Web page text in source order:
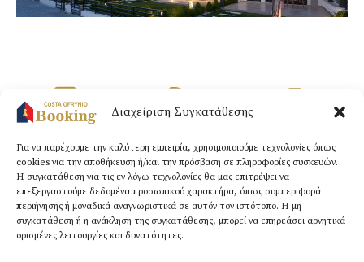
Διαχείριση Συγκατάθεσης
Για να παρέχουμε την καλύτερη εμπειρία, χρησιμοποιούμε τεχνολογίες όπως
cookies για την αποθήκευση ή/και την πρόσβαση σε πληροφορίες συσκευών.
Η συγκατάθεση για τις εν λόγω τεχνολογίες θα μας επιτρέψει να
επεξεργαστούμε δεδομένα προσωπικού χαρακτήρα, όπως συμπεριφορά
περιήγησης ή μοναδικά αναγνωριστικά σε αυτόν τον ιστότοπο. Η μη
συγκατάθεση ή η ανάκληση της συγκατάθεσης, μπορεί να επηρεάσει αρνητικά
ορισμένες λειτουργίες και δυνατότητες.
Ψυγείο Κλιματισμός Κουζίνα